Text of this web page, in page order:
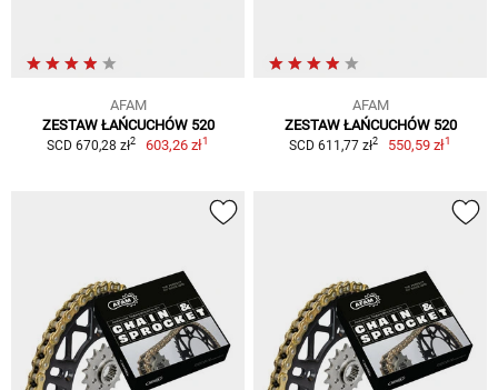
AFAM
ZESTAW ŁAŃCUCHÓW 520
SCD 670,28 zł2 603,26 zł1
AFAM
ZESTAW ŁAŃCUCHÓW 520
SCD 611,77 zł2 550,59 zł1